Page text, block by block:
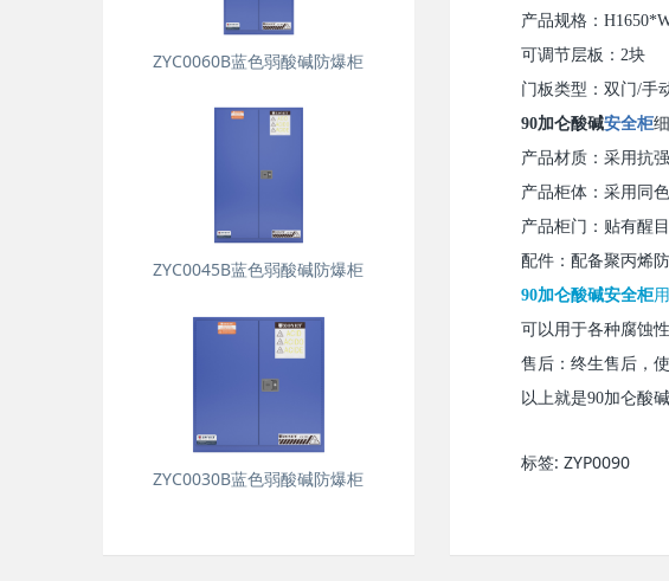
产品规格：
可调节层板：2块
门板类型：双门/手
90加仑酸碱安全柜
产品材质：采用抗
产品柜体：采用同
产品柜门：贴有醒
配件：配备聚丙烯
90加仑酸碱安全柜
可以用于各种腐蚀
售后：终生售后，
以上就是90加仑酸
标签: ZYP0090
ZYC0060B蓝色弱酸碱防爆柜
ZYC0045B蓝色弱酸碱防爆柜
ZYC0030B蓝色弱酸碱防爆柜